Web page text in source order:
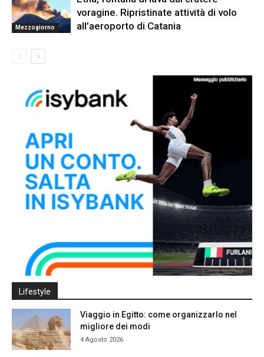
Mezzogiorno
voragine. Ripristinate attività di volo
all’aeroporto di Catania
Lifestyle
Viaggio in Egitto: come organizzarlo nel
migliore dei modi
4 Agosto 2026